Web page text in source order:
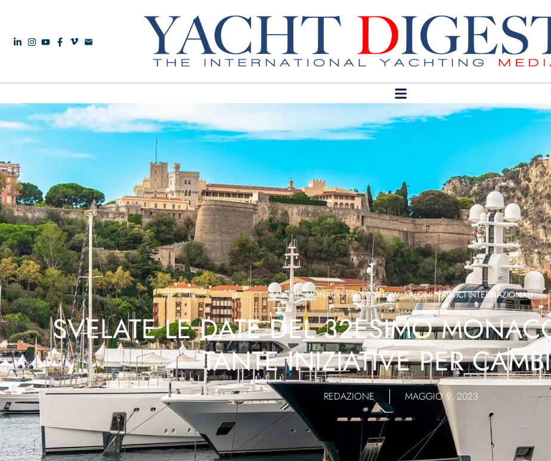
BARCHE,MONACO YACHT SHOW,SALONI NAUTICI INTERNAZIONALI
SVELATE LE DATE DEL 32ESIMO
TANTE INIZIATIVE PER
REDAZIONE MAGGIO 9, 2023